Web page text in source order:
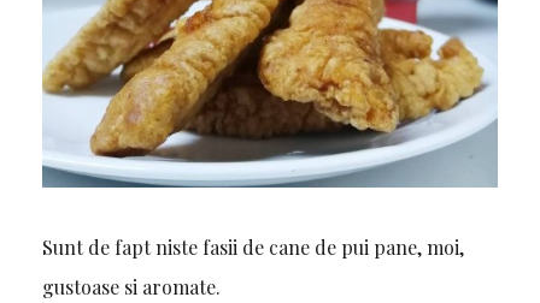
Sunt de fapt niste fasii de cane de pui pane, moi,
gustoase si aromate.